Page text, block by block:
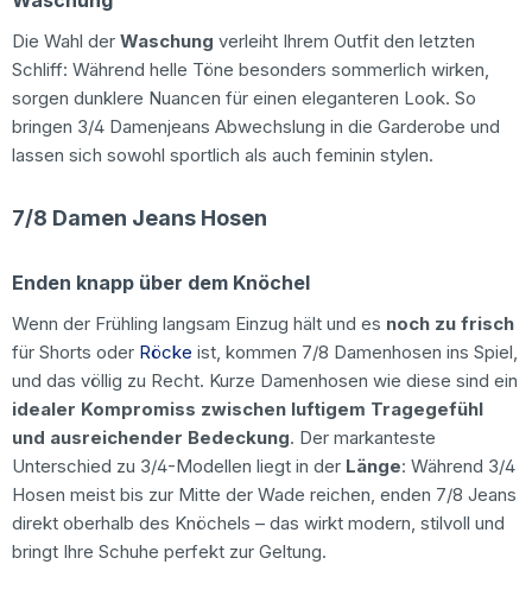
Die Wahl der Waschung verleiht Ihrem Outfit den letzten
Schliff: Während helle Töne besonders sommerlich wirken,
sorgen dunklere Nuancen für einen eleganteren Look. So
bringen 3/4 Damenjeans Abwechslung in die Garderobe und
lassen sich sowohl sportlich als auch feminin stylen.
7/8 Damen Jeans Hosen
Enden knapp über dem Knöchel
Wenn der Frühling langsam Einzug hält und es noch zu frisch
für Shorts oder Röcke ist, kommen 7/8 Damenhosen ins Spiel,
und das völlig zu Recht. Kurze Damenhosen wie diese sind ein
idealer Kompromiss zwischen luftigem Tragegefühl
und ausreichender Bedeckung. Der markanteste
Unterschied zu 3/4-Modellen liegt in der Länge: Während 3/4
Hosen meist bis zur Mitte der Wade reichen, enden 7/8 Jeans
direkt oberhalb des Knöchels – das wirkt modern, stilvoll und
bringt Ihre Schuhe perfekt zur Geltung.